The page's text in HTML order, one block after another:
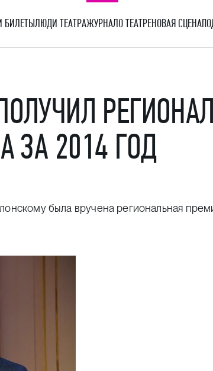
БИЛЕТЫЛЮДИ ТЕАТРАЖУРНАЛО ТЕАТРЕНОВАЯ СЦЕНА
ЗА 2014 ГОД
была вручена региональная